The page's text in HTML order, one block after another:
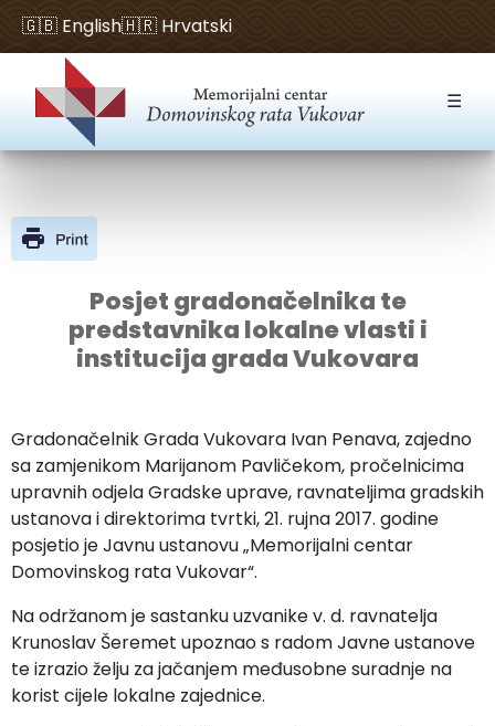
Open toolbar
🇬🇧 English🇭🇷 Hrvatski
☰
Posjet gradonačelnika te
predstavnika lokalne vlasti i
institucija grada Vukovara
Gradonačelnik Grada Vukovara Ivan Penava, zajedno
sa zamjenikom Marijanom Pavličekom, pročelnicima
upravnih odjela Gradske uprave, ravnateljima gradskih
ustanova i direktorima tvrtki, 21. rujna 2017. godine
posjetio je Javnu ustanovu „Memorijalni centar
Domovinskog rata Vukovar“.
Na održanom je sastanku uzvanike v. d. ravnatelja
Krunoslav Šeremet upoznao s radom Javne ustanove
te izrazio želju za jačanjem međusobne suradnje na
korist cijele lokalne zajednice.